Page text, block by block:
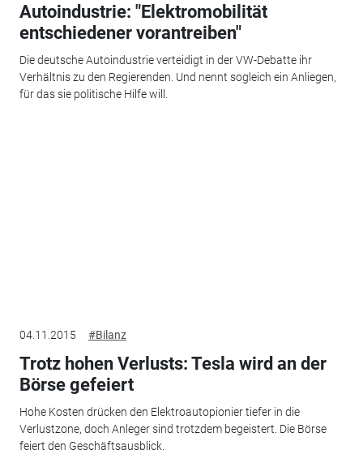
Autoindustrie: "Elektromobilität
entschiedener vorantreiben"
Die deutsche Autoindustrie verteidigt in der VW-Debatte ihr
Verhältnis zu den Regierenden. Und nennt sogleich ein Anliegen,
für das sie politische Hilfe will.
04.11.2015 #Bilanz
Trotz hohen Verlusts: Tesla wird an der
Börse gefeiert
Hohe Kosten drücken den Elektroautopionier tiefer in die
Verlustzone, doch Anleger sind trotzdem begeistert. Die Börse
feiert den Geschäftsausblick.